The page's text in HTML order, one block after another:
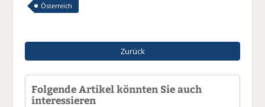
Österreich
Zurück
Folgende Artikel könnten Sie auch
interessieren